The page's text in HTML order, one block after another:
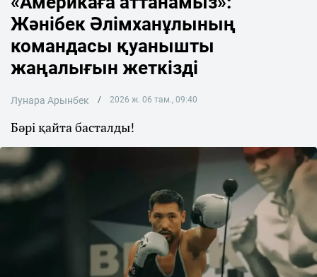
Жәнібек Әлімханұлының
командасы қуанышты
жаңалығын жеткізді
Лунара Арынбек 2026 ж. 06 там., 09:40
Бәрі қайта басталды!